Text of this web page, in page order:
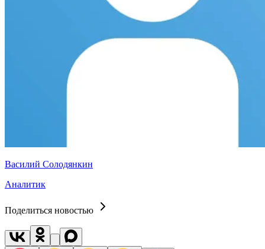
Василий Солодянкин
Аналитик
Поделиться новостью